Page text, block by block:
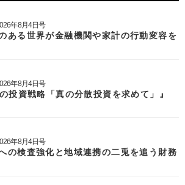
年8月4日号
ある世界が金融機関や家計の行動変容を
年8月4日号
投資戦略「真の分散投資を求めて」』
年8月4日号
の検査強化と地域連携の二兎を追う財務